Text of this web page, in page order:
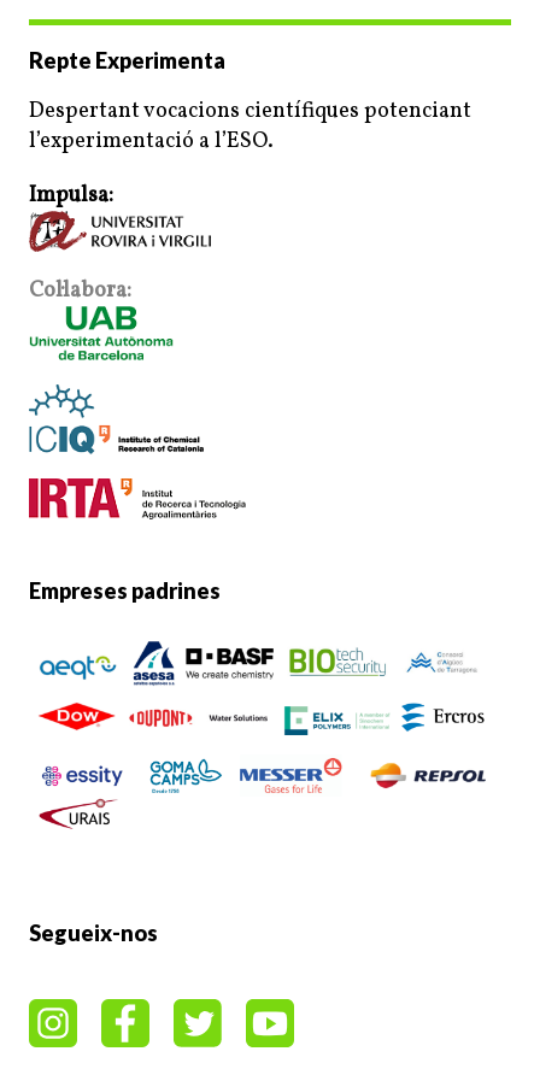
Repte Experimenta
Despertant vocacions científiques potenciant
l’experimentació a l’ESO.
Impulsa:
Col·labora:
Empreses padrines
Segueix-nos